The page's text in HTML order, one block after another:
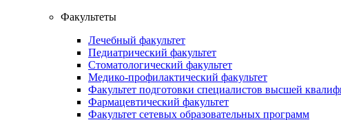
Факультеты
Лечебный факультет
Педиатрический факультет
Стоматологический факультет
Медико-профилактический факультет
Факультет подготовки специалистов высшей
Фармацевтический факультет
Факультет сетевых образовательных программ